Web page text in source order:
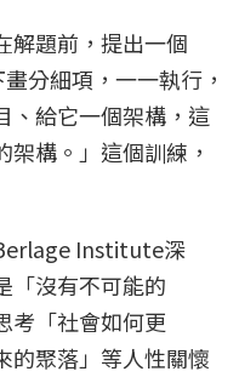
解題前，提出一個
分細項，一一執行，
、給它一個架構，這
構。」這個訓練，
Institute深
「沒有不可能的
考「社會如何更
的聚落」等人性關懷